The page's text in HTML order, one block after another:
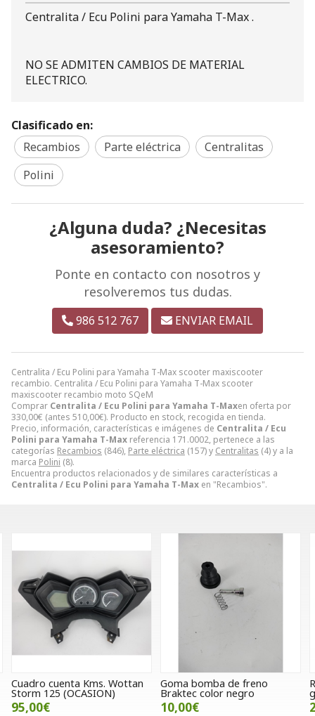
Centralita / Ecu Polini para Yamaha T-Max scooter maxiscooter
recambio. Centralita / Ecu Polini para Yamaha T-Max scooter
maxiscooter recambio moto SQeM
Comprar Centralita / Ecu Polini para Yamaha T-Maxen oferta por
330,00€ (antes 510,00€). Producto en stock, recogida en tienda.
Precio, información, características e imágenes de Centralita / Ecu
Polini para Yamaha T-Max referencia 171.0002, pertenece a las
categorías Recambios (846), Parte eléctrica (157) y Centralitas (4) y a la
marca Polini (8).
Encuentra productos relacionados y de similares características a
Centralita / Ecu Polini para Yamaha T-Max en "Recambios".
Centralita / Ecu Polini para Yamaha T-Max .
NO SE ADMITEN CAMBIOS DE MATERIAL
ELECTRICO.
Clasificado en:
Recambios
Parte eléctrica
Centralitas
Polini
¿Alguna duda? ¿Necesitas
asesoramiento?
Ponte en contacto con nosotros y
resolveremos tus dudas.
986 512 767 ENVIAR EMAIL
Kms. Wottan Goma bomba de freno
Braktec color negro
Refuerzo
guardabarros